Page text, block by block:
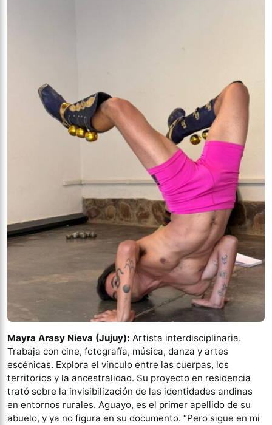
Mayra Arasy Nieva (Jujuy): Artista interdisciplinaria.
Trabaja con cine, fotografía, música, danza y artes
escénicas. Explora el vínculo entre las cuerpas, los
territorios y la ancestralidad. Su proyecto en residencia
trató sobre la invisibilización de las identidades andinas
en entornos rurales. Aguayo, es el primer apellido de su
abuelo, y ya no figura en su documento. “Pero sigue en mi